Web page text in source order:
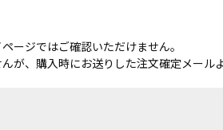
ージではご確認いただけません。
が、購入時にお送りした注文確定メー